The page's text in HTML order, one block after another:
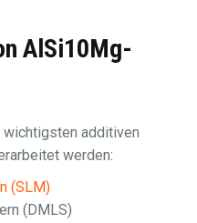
AlSi10Mg-
additiven
werden:
(SLM)
(DMLS)